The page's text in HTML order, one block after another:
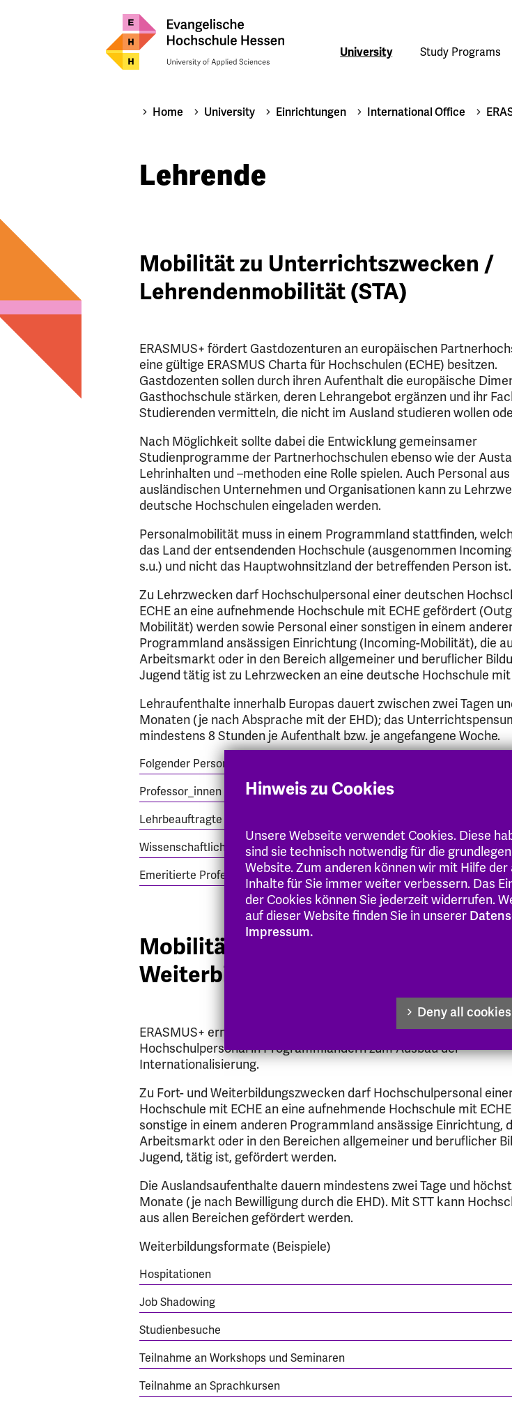
University Study Programs
Home University Einrichtungen International Office
Lehrende
Mobilität zu Unterrichtszwecken /
Lehrendenmobilität (STA)
ERASMUS+ fördert Gastdozenturen an europäischen
eine gültige ERASMUS Charta für Hochschulen (ECHE) besitzen.
Gastdozenten sollen durch ihren Aufenthalt die europäische
Gasthochschule stärken, deren Lehrangebot ergänzen und ihr
Studierenden vermitteln, die nicht im Ausland studieren wollen
Nach Möglichkeit sollte dabei die Entwicklung gemeinsamer
Studienprogramme der Partnerhochschulen ebenso wie der
Lehrinhalten und –methoden eine Rolle spielen. Auch Personal aus
ausländischen Unternehmen und Organisationen kann zu
deutsche Hochschulen eingeladen werden.
Personalmobilität muss in einem Programmland stattfinden,
das Land der entsendenden Hochschule (ausgenommen
s.u.) und nicht das Hauptwohnsitzland der betreffenden Person ist.
Zu Lehrzwecken darf Hochschulpersonal einer deutschen
ECHE an eine aufnehmende Hochschule mit ECHE gefördert
Mobilität) werden sowie Personal einer sonstigen in einem
Programmland ansässigen Einrichtung (Incoming-Mobilität), die
Arbeitsmarkt oder in den Bereich allgemeiner und beruflicher
Jugend tätig ist zu Lehrzwecken an eine deutsche Hochschule mit
Lehraufenthalte innerhalb Europas dauert zwischen zwei Tagen
Monaten (je nach Absprache mit der EHD); das
mindestens 8 Stunden je Aufenthalt bzw. je angefangene Woche.
Folgender Personenkreis kann gefördert werden:
Professor_innen und Dozent_innen mit vertraglichem Verhältnis zur
Lehrbeauftragte
Wissenschaftliche Mitarbeiter_innen
Emeritierte Professor_innen
Mobilität zu Fort- und
Weiterbildungszwecken (STT)
ERASMUS+ ermöglicht Fort- und Weiterbildungsmaßnahmen von
Hochschulpersonal in Programmländern zum Ausbau der
Internationalisierung.
Zu Fort- und Weiterbildungszwecken darf Hochschulpersonal
Hochschule mit ECHE an eine aufnehmende Hochschule mit
sonstige in einem anderen Programmland ansässige Einrichtung,
Arbeitsmarkt oder in den Bereichen allgemeiner und beruflicher
Jugend, tätig ist, gefördert werden.
Die Auslandsaufenthalte dauern mindestens zwei Tage und
Monate (je nach Bewilligung durch die EHD). Mit STT kann
aus allen Bereichen gefördert werden.
Weiterbildungsformate (Beispiele)
Hospitationen
Job Shadowing
Studienbesuche
Teilnahme an Workshops und Seminaren
Teilnahme an Sprachkursen
Hinweis zu Cookies
Unsere Webseite verwendet Cookies. Diese
sind sie technisch notwendig für die
Website. Zum anderen können wir mit Hilfe
Inhalte für Sie immer weiter verbessern. Das
der Cookies können Sie jederzeit widerrufen.
auf dieser Website finden Sie in unserer
Impressum.
Deny all cookies